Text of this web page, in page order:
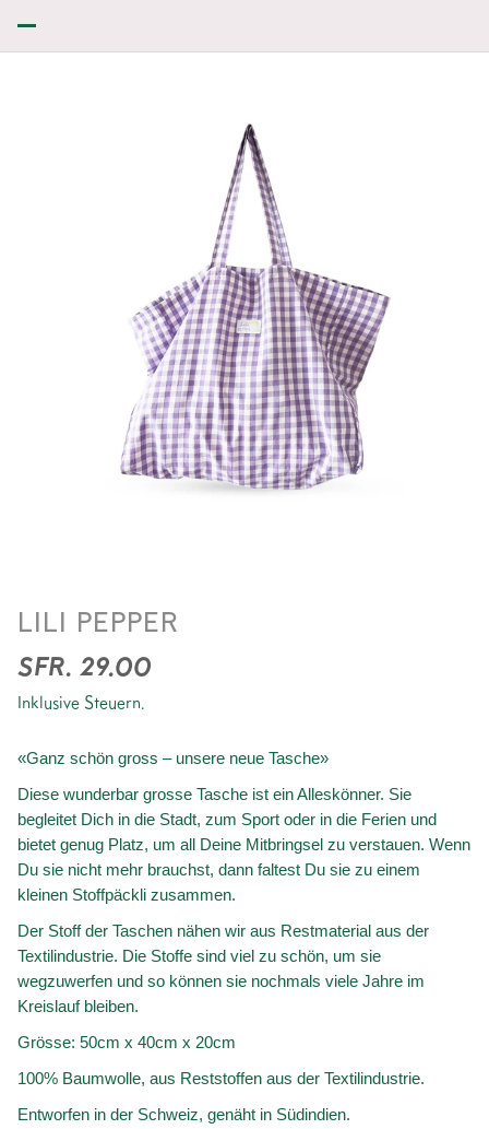
BAUMWOLLTASCHE
LILI PEPPER
SFR. 29.00
Inklusive Steuern.
«Ganz schön gross – unsere neue Tasche»
Diese wunderbar grosse Tasche ist ein Alleskönner. Sie
begleitet Dich in die Stadt, zum Sport oder in die Ferien und
bietet genug Platz, um all Deine Mitbringsel zu verstauen. Wenn
Du sie nicht mehr brauchst, dann faltest Du sie zu einem
kleinen Stoffpäckli zusammen.
Der Stoff der Taschen nähen wir aus Restmaterial aus der
Textilindustrie. Die Stoffe sind viel zu schön, um sie
wegzuwerfen und so können sie nochmals viele Jahre im
Kreislauf bleiben.
Grösse: 50cm x 40cm x 20cm
100% Baumwolle, aus Reststoffen aus der Textilindustrie.
Entworfen in der Schweiz, genäht in Südindien.